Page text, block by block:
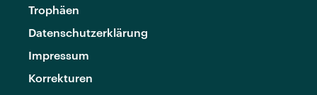
Trophäen
Datenschutzerklärung
Impressum
Korrekturen